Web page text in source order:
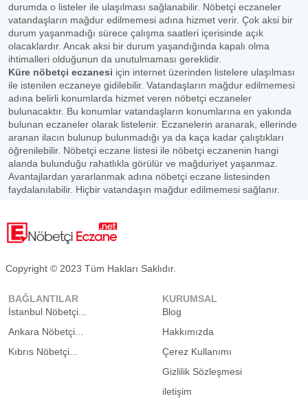
durumda o listeler ile ulaşılması sağlanabilir. Nöbetçi eczaneler
vatandaşların mağdur edilmemesi adına hizmet verir. Çok aksi bir
durum yaşanmadığı sürece çalışma saatleri içerisinde açık
olacaklardır. Ancak aksi bir durum yaşandığında kapalı olma
ihtimalleri olduğunun da unutulmaması gereklidir.
Küre nöbetçi eczanesi için internet üzerinden listelere ulaşılması
ile istenilen eczaneye gidilebilir. Vatandaşların mağdur edilmemesi
adına belirli konumlarda hizmet veren nöbetçi eczaneler
bulunacaktır. Bu konumlar vatandaşların konumlarına en yakında
bulunan eczaneler olarak listelenir. Eczanelerin aranarak, ellerinde
aranan ilacın bulunup bulunmadığı ya da kaça kadar çalıştıkları
öğrenilebilir. Nöbetçi eczane listesi ile nöbetçi eczanenin hangi
alanda bulunduğu rahatlıkla görülür ve mağduriyet yaşanmaz.
Avantajlardan yararlanmak adına nöbetçi eczane listesinden
faydalanılabilir. Hiçbir vatandaşın mağdur edilmemesi sağlanır.
Copyright © 2023 Tüm Hakları Saklıdır.
BAĞLANTILAR
İstanbul Nöbetçi...
Ankara Nöbetçi...
Kıbrıs Nöbetçi...
KURUMSAL
Blog
Hakkımızda
Çerez Kullanımı
Gizlilik Sözleşmesi
iletişim